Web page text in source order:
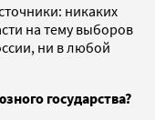
никаких
на тему выборов
ни в любой
государства?